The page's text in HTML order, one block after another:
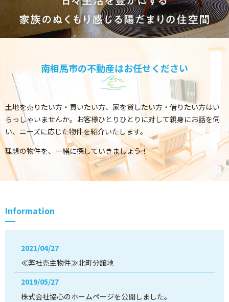
南相馬市の不動産はお任せください
土地を売りたい方・買いたい方、家を貸したい方・借りたい方はい
らっしゃいませんか。 お客様ひとりひとりに対して親身にお話を伺
い、ニーズに応じた物件を紹介いたします。
理想の物件を、一緒に探していきましょう！
Information
2021/04/27
≪弊社売主物件≫北町分譲地
2019/05/27
株式会社協心のホームページを公開しました。